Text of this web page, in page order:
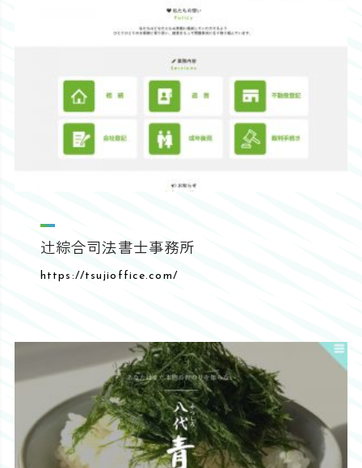
辻綜合司法書士事務所
https://tsujioffice.com/